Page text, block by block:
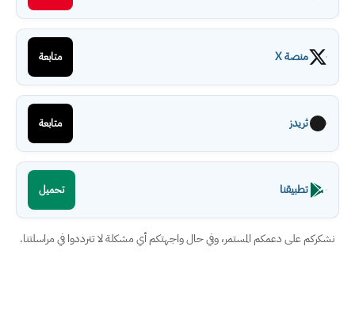
منصة X متابعة
ثريدز متابعة
تطبيقنا تحميل
نشكركم على دعمكم المستمر، وفي حال واجهتكم أي مشكلة لا تترددوا في مراسلتنا.